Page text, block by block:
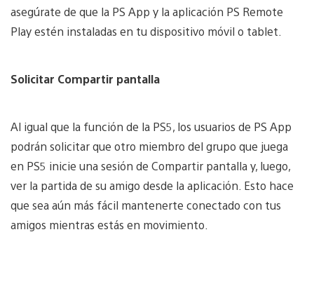
asegúrate de que la PS App y la aplicación PS Remote
Play estén instaladas en tu dispositivo móvil o tablet.
Solicitar Compartir pantalla
Al igual que la función de la PS5, los usuarios de PS App
podrán solicitar que otro miembro del grupo que juega
en PS5 inicie una sesión de Compartir pantalla y, luego,
ver la partida de su amigo desde la aplicación. Esto hace
que sea aún más fácil mantenerte conectado con tus
amigos mientras estás en movimiento.